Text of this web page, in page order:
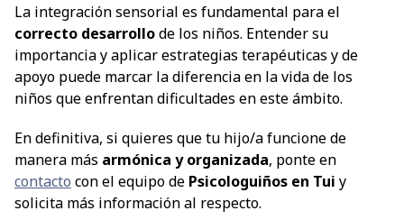
La integración sensorial es fundamental para el
correcto desarrollode los niños. Entender su
importancia y aplicar estrategias terapéuticas y de
apoyo puede marcar la diferencia en la vida de los
niños que enfrentan dificultades en este ámbito.
En definitiva, si quieres que tu hijo/a funcione de
manera más armónica y organizada, ponte en
contacto con el equipo de Psicologuiños en Tui y
solicita más información al respecto.